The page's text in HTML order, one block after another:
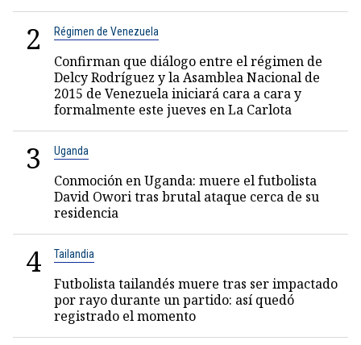
2 Régimen de Venezuela
Confirman que diálogo entre el régimen de
Delcy Rodríguez y la Asamblea Nacional de
2015 de Venezuela iniciará cara a cara y
formalmente este jueves en La Carlota
3 Uganda
Conmoción en Uganda: muere el futbolista
David Owori tras brutal ataque cerca de su
residencia
4 Tailandia
Futbolista tailandés muere tras ser impactado
por rayo durante un partido: así quedó
registrado el momento